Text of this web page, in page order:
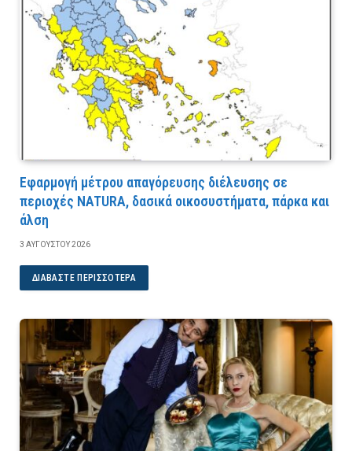
Εφαρμογή μέτρου απαγόρευσης διέλευσης σε
περιοχές NATURA, δασικά οικοσυστήματα, πάρκα και
άλση
3 ΑΥΓΟΎΣΤΟΥ 2026
ΔΙΑΒΆΣΤΕ ΠΕΡΙΣΣΌΤΕΡΑ